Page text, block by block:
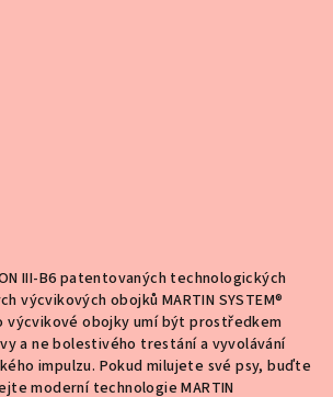
III-B6 patentovaných technologických
výcvikových obojků MARTIN SYSTEM®
výcvikové obojky umí být prostředkem
a ne bolestivého trestání a vyvolávání
impulzu. Pokud milujete své psy, buďte
moderní technologie MARTIN